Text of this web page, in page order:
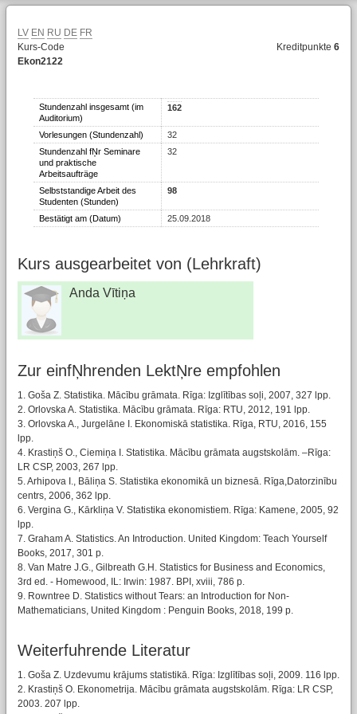
LV EN RU DE FR
Kurs-Code
Ekon2122
Kreditpunkte6
Stundenzahl insgesamt (im
Auditorium)
162
Vorlesungen (Stundenzahl)
32
Stundenzahl fŅr Seminare
und praktische
Arbeitsaufträge
32
Selbststandige Arbeit des
Studenten (Stunden)
98
Bestätigt am (Datum) 25.09.2018
Kurs ausgearbeitet von (Lehrkraft)
Anda Vītiņa
Zur einfŅhrenden LektŅre empfohlen
1. Goša Z. Statistika. Mācību grāmata. Rīga: Izglītības soļi, 2007, 327 lpp.
2. Orlovska A. Statistika. Mācību grāmata. Rīga: RTU, 2012, 191 lpp.
3. Orlovska A., Jurgelāne I. Ekonomiskā statistika. Rīga, RTU, 2016, 155
lpp.
4. Krastiņš O., Ciemiņa I. Statistika. Mācību grāmata augstskolām. –Rīga:
LR CSP, 2003, 267 lpp.
5. Arhipova I., Bāliņa S. Statistika ekonomikā un biznesā. Rīga,Datorzinību
centrs, 2006, 362 lpp.
6. Vergina G., Kārkliņa V. Statistika ekonomistiem. Rīga: Kamene, 2005, 92
lpp.
7. Graham A. Statistics. An Introduction. United Kingdom: Teach Yourself
Books, 2017, 301 p.
8. Van Matre J.G., Gilbreath G.H. Statistics for Business and Economics,
3rd ed. - Homewood, IL: Irwin: 1987. BPI, xviii, 786 p.
9. Rowntree D. Statistics without Tears: an Introduction for Non-
Mathematicians, United Kingdom : Penguin Books, 2018, 199 p.
Weiterfuhrende Literatur
1. Goša Z. Uzdevumu krājums statistikā. Rīga: Izglītības soļi, 2009. 116 lpp.
2. Krastiņš O. Ekonometrija. Mācību grāmata augstskolām. Rīga: LR CSP,
2003. 207 lpp.